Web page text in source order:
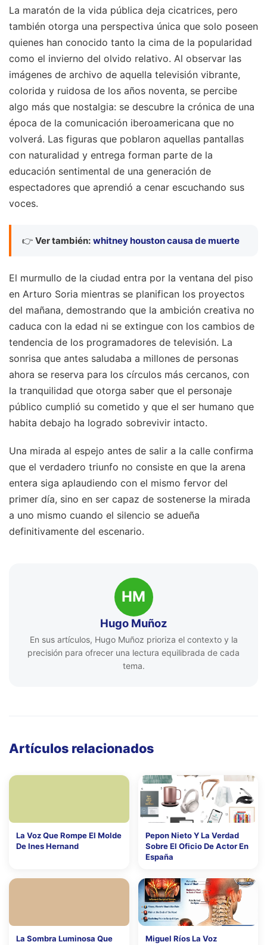
La maratón de la vida pública deja cicatrices, pero
también otorga una perspectiva única que solo poseen
quienes han conocido tanto la cima de la popularidad
como el invierno del olvido relativo. Al observar las
imágenes de archivo de aquella televisión vibrante,
colorida y ruidosa de los años noventa, se percibe
algo más que nostalgia: se descubre la crónica de una
época de la comunicación iberoamericana que no
volverá. Las figuras que poblaron aquellas pantallas
con naturalidad y entrega forman parte de la
educación sentimental de una generación de
espectadores que aprendió a cenar escuchando sus
voces.
👉 Ver también: whitney houston causa de muerte
El murmullo de la ciudad entra por la ventana del piso
en Arturo Soria mientras se planifican los proyectos
del mañana, demostrando que la ambición creativa no
caduca con la edad ni se extingue con los cambios de
tendencia de los programadores de televisión. La
sonrisa que antes saludaba a millones de personas
ahora se reserva para los círculos más cercanos, con
la tranquilidad que otorga saber que el personaje
público cumplió su cometido y que el ser humano que
habita debajo ha logrado sobrevivir intacto.
Una mirada al espejo antes de salir a la calle confirma
que el verdadero triunfo no consiste en que la arena
entera siga aplaudiendo con el mismo fervor del
primer día, sino en ser capaz de sostenerse la mirada
a uno mismo cuando el silencio se adueña
definitivamente del escenario.
HM
Hugo Muñoz
En sus artículos, Hugo Muñoz prioriza el contexto y la
precisión para ofrecer una lectura equilibrada de cada
tema.
Artículos relacionados
La Voz Que Rompe El Molde
De Ines Hernand
Pepon Nieto Y La Verdad
Sobre El Oficio De Actor En
España
La Sombra Luminosa Que
Miguel Ríos La Voz